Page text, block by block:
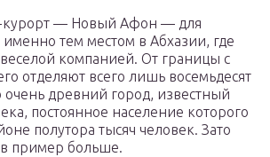
курорт — Новый Афон — для
именно тем местом в Абхазии, где
компанией. От границы с
отделяют всего лишь восемьдесят
очень древний город, известный
постоянное население которого
полутора тысяч человек. Зато
в пример больше.